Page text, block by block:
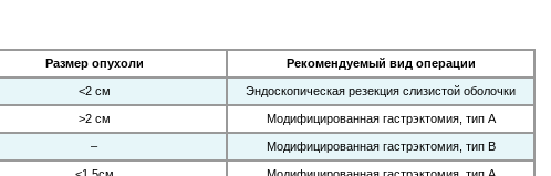
Размер опухоли Рекомендуемый вид операции
<2 см Эндоскопическая резекция слизистой оболочки
>2 см Модифицированная гастрэктомия, тип А
– Модифицированная гастрэктомия, тип В